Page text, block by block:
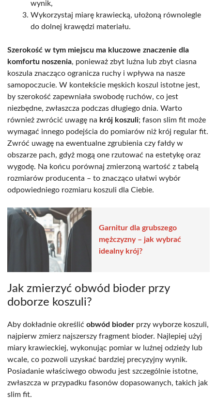
wynik,
Wykorzystaj miarę krawiecką, ułożoną równolegle
do dolnej krawędzi materiału.
Szerokość w tym miejscu ma kluczowe znaczenie dla
komfortu noszenia, ponieważ zbyt luźna lub zbyt ciasna
koszula znacząco ogranicza ruchy i wpływa na nasze
samopoczucie. W kontekście męskich koszul istotne jest,
by szerokość zapewniała swobodę ruchów, co jest
niezbędne, zwłaszcza podczas długiego dnia. Warto
również zwrócić uwagę na krój koszuli; fason slim fit może
wymagać innego podejścia do pomiarów niż krój regular fit.
Zwróć uwagę na ewentualne zgrubienia czy fałdy w
obszarze pach, gdyż mogą one rzutować na estetykę oraz
wygodę. Na końcu porównaj zmierzoną wartość z tabelą
rozmiarów producenta – to znacząco ułatwi wybór
odpowiedniego rozmiaru koszuli dla Ciebie.
Garnitur dla grubszego
mężczyzny – jak wybrać
idealny krój?
Jak zmierzyć obwód bioder przy
doborze koszuli?
Aby dokładnie określić obwód bioder przy wyborze koszuli,
najpierw zmierz najszerszy fragment bioder. Najlepiej użyj
miary krawieckiej, wykonując pomiar w luźnej odzieży lub
wcale, co pozwoli uzyskać bardziej precyzyjny wynik.
Posiadanie właściwego obwodu jest szczególnie istotne,
zwłaszcza w przypadku fasonów dopasowanych, takich jak
slim fit.